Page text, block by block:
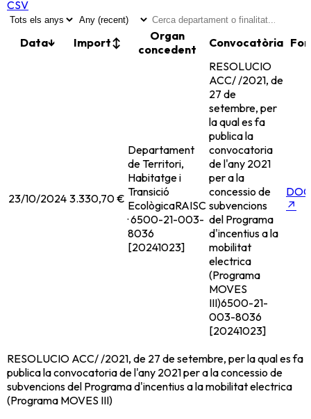
CSV
Data↓ Import↕
Organ
concedent
Convocatòria
23/10/2024 3.330,70 €
Departament
de Territori,
Habitatge i
Transició
EcològicaRAISC
· 6500-21-003-
8036
[20241023]
RESOLUCIO
ACC/ /2021, de
27 de
setembre, per
la qual es fa
publica la
convocatoria
de l'any 2021
per a la
concessio de
subvencions
del Programa
d'incentius a la
mobilitat
electrica
(Programa
MOVES
III)6500-21-
003-8036
[20241023]
↗
RESOLUCIO ACC/ /2021, de 27 de setembre, per la qual es fa
publica la convocatoria de l'any 2021 per a la concessio de
subvencions del Programa d'incentius a la mobilitat electrica
(Programa MOVES III)